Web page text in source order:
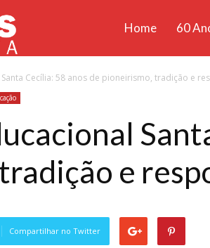
Unisanta
Home 60
Cecília: 58 anos de pioneirismo, tradição e
e
Compartilhar no Twitter